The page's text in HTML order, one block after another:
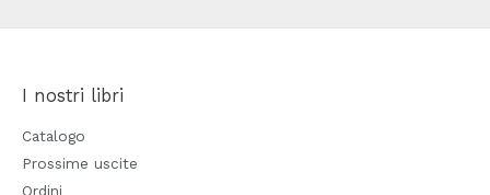
I nostri libri
Catalogo
Prossime uscite
Ordini